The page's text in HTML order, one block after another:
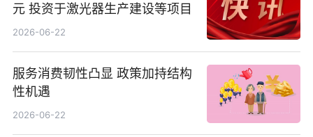
元 投资于激光器生产建设等项目
2026-06-22
服务消费韧性凸显 政策加持结构
性机遇
2026-06-22